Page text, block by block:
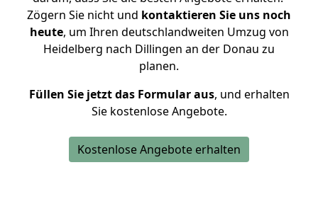
Zögern Sie nicht und kontaktieren Sie uns noch
heute, um Ihren deutschlandweiten Umzug von
Heidelberg nach Dillingen an der Donau zu
planen.
Füllen Sie jetzt das Formular aus, und erhalten
Sie kostenlose Angebote.
Kostenlose Angebote erhalten